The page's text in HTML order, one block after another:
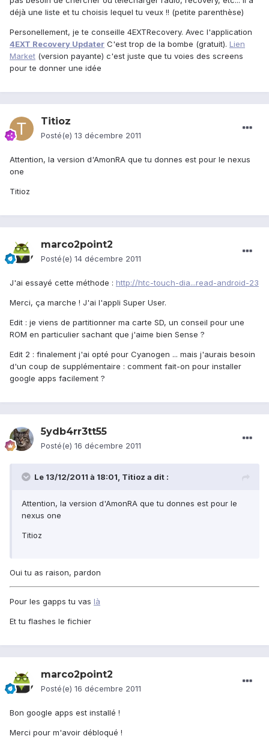
déjà une liste et tu choisis lequel tu veux !! (petite parenthèse)
Personellement, je te conseille 4EXTRecovery. Avec l'application
4EXT Recovery Updater C'est trop de la bombe (gratuit). Lien
Market (version payante) c'est juste que tu voies des screens
pour te donner une idée
Titioz
Posté(e) 13 décembre 2011
Attention, la version d'AmonRA que tu donnes est pour le nexus
one
Titioz
marco2point2
Posté(e) 14 décembre 2011
J'ai essayé cette méthode : http://htc-touch-dia...read-android-23
Merci, ça marche ! J'ai l'appli Super User.
Edit : je viens de partitionner ma carte SD, un conseil pour une
ROM en particulier sachant que j'aime bien Sense ?
Edit 2 : finalement j'ai opté pour Cyanogen ... mais j'aurais besoin
d'un coup de supplémentaire : comment fait-on pour installer
google apps facilement ?
5ydb4rr3tt55
Posté(e) 16 décembre 2011
Le 13/12/2011 à 18:01, Titioz a dit :
Attention, la version d'AmonRA que tu donnes est pour le
nexus one
Titioz
Oui tu as raison, pardon
Pour les gapps tu vas là
Et tu flashes le fichier
marco2point2
Posté(e) 16 décembre 2011
Bon google apps est installé !
Merci pour m'avoir débloqué !